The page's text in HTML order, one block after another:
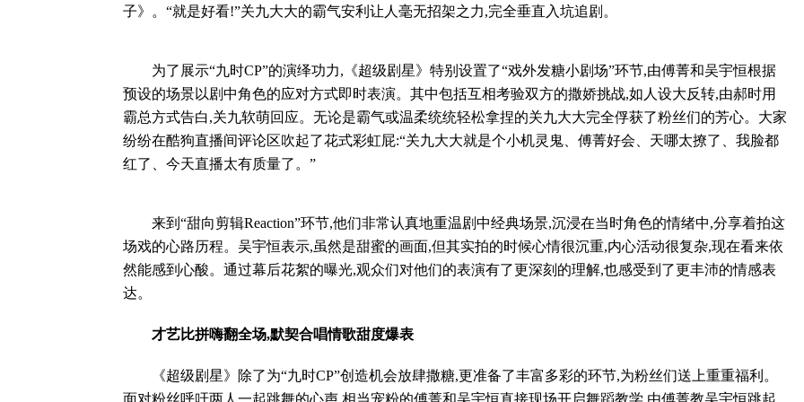
子》。“就是好看!”关九大大的霸气安利让人毫无招架之力,完全垂直入坑追剧。
为了展示“九时CP”的演绎功力,《超级剧星》特别设置了“戏外发糖小剧场”环节,由傅菁和吴宇恒根据
预设的场景以剧中角色的应对方式即时表演。其中包括互相考验双方的撒娇挑战,如人设大反转,由郝时用
霸总方式告白,关九软萌回应。无论是霸气或温柔统统轻松拿捏的关九大大完全俘获了粉丝们的芳心。大家
纷纷在酷狗直播间评论区吹起了花式彩虹屁:“关九大大就是个小机灵鬼、傅菁好会、天哪太撩了、我脸都
红了、今天直播太有质量了。”
来到“甜向剪辑Reaction”环节,他们非常认真地重温剧中经典场景,沉浸在当时角色的情绪中,分享着拍这
场戏的心路历程。吴宇恒表示,虽然是甜蜜的画面,但其实拍的时候心情很沉重,内心活动很复杂,现在看来依
然能感到心酸。通过幕后花絮的曝光,观众们对他们的表演有了更深刻的理解,也感受到了更丰沛的情感表
达。
才艺比拼嗨翻全场,默契合唱情歌甜度爆表
《超级剧星》除了为“九时CP”创造机会放肆撒糖,更准备了丰富多彩的环节,为粉丝们送上重重福利。
面对粉丝呼吁两人一起跳舞的心声,相当宠粉的傅菁和吴宇恒直接现场开启舞蹈教学,由傅菁教吴宇恒跳起